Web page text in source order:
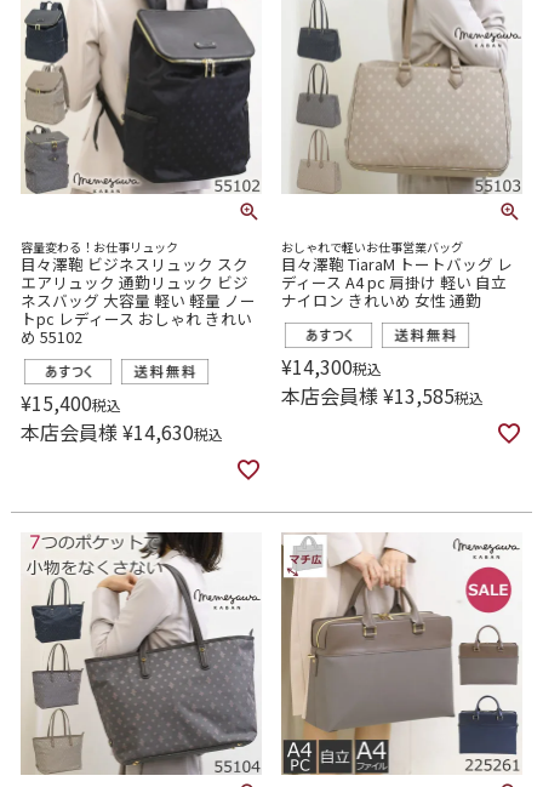
容量変わる！お仕事リュック
目々澤鞄 ビジネスリュック スク
エアリュック 通勤リュック ビジ
ネスバッグ 大容量 軽い 軽量 ノー
トpc レディース おしゃれ きれい
め 55102
¥15,400税込
本店会員様¥14,630税込
おしゃれで軽いお仕事営業バッグ
目々澤鞄 TiaraM トートバッグ レ
ディース A4 pc 肩掛け 軽い 自立
ナイロン きれいめ 女性 通勤
¥14,300税込
本店会員様¥13,585税込